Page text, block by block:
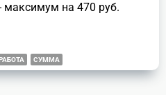
максимум на 470 руб.
СУММА